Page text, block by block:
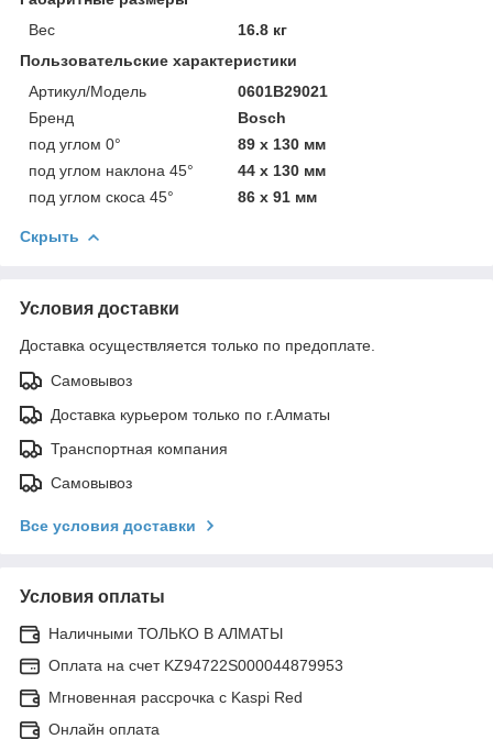
Вес
16.8 кг
Пользовательские характеристики
Артикул/Модель
0601B29021
Бренд
Bosch
под углом 0°
89 х 130 мм
под углом наклона 45°
44 х 130 мм
под углом скоса 45°
86 х 91 мм
Скрыть
Условия доставки
Доставка осуществляется только по предоплате.
Самовывоз
Доставка курьером только по г.Алматы
Транспортная компания
Самовывоз
Все условия доставки
Условия оплаты
Наличными ТОЛЬКО В АЛМАТЫ
Оплата на счет KZ94722S000044879953
Мгновенная рассрочка с Kaspi Red
Онлайн оплата